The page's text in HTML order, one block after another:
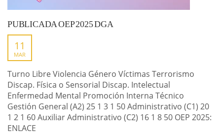
PUBLICADA OEP 2025 DGA
11
MAR
Turno Libre Violencia Género Víctimas Terrorismo
Discap. Física o Sensorial Discap. Intelectual
Enfermedad Mental Promoción Interna Técnico
Gestión General (A2) 25 1 3 1 50 Administrativo (C1) 20
1 2 1 60 Auxiliar Administrativo (C2) 16 1 8 50 OEP 2025:
ENLACE